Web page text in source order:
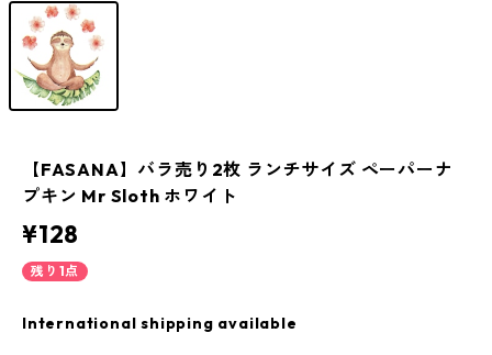
【FASANA】バラ売り2枚 ランチサイズ ペーパーナ
プキン Mr Sloth ホワイト
¥128
残り1点
International shipping available